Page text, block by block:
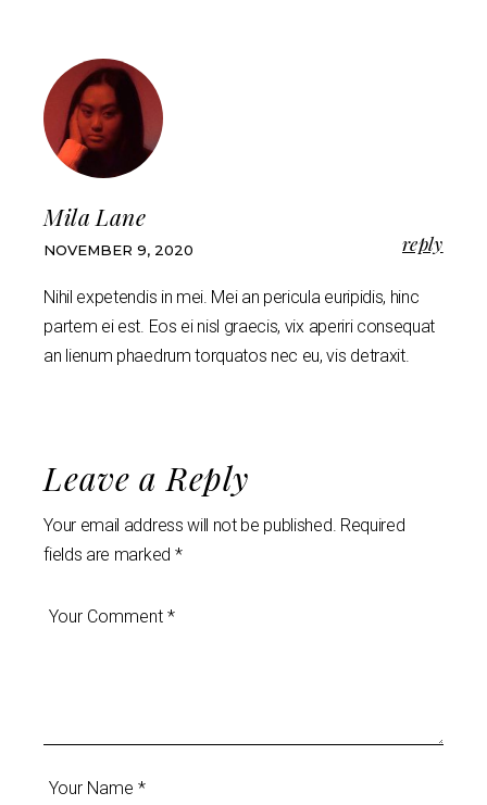
Mila Lane
NOVEMBER 9, 2020
Nihil expetendis in mei. Mei an pericula euripidis, hinc
partem ei est. Eos ei nisl graecis, vix aperiri consequat
an lienum phaedrum torquatos nec eu, vis detraxit.
reply
Leave a Reply
Your email address will not be published. Required
fields are marked *